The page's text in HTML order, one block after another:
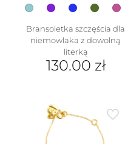
Bransoletka szczęścia dla
niemowlaka z dowolną
literką
130.00 zł
wiele
wariantów.